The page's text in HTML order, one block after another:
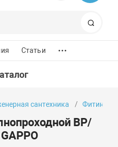
8 (800)
Статьи ...
сантехника Фитинги
ВР/